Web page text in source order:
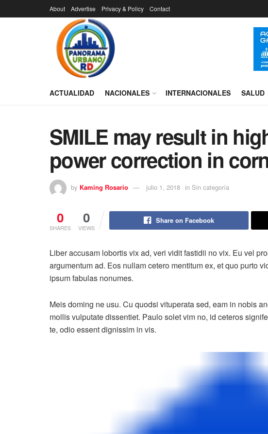
About Advertise Privacy & Policy Contact
ACTUALIDAD NACIONALES INTERNACIONALES SALUD
SMILE may result in
power correction in
by Kaming Rosario julio 1, 2018 in Sin categoría
0
SHARES
0
VIEWS
Share on Facebook
Liber accusam lobortis vix ad, veri vidit fastidii no vix. Eu vel
argumentum ad. Eos nullam cetero mentitum ex, et quo purto
ipsum fabulas nonumes.
Meis doming ne usu. Cu quodsi vituperata sed, eam in nobis
mollis vulputate dissentiet. Paulo solet vim no, id ceteros
te, odio essent dignissim in vis.